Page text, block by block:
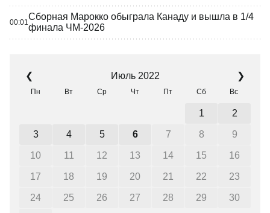
00:01
Сборная Марокко обыграла Канаду и вышла в 1/4
финала ЧМ-2026
❮ Июль 2022 ❯
Пн Вт Ср Чт Пт Сб Вс
1 2
3 4 5 6 7 8 9
10 11 12 13 14 15 16
17 18 19 20 21 22 23
24 25 26 27 28 29 30